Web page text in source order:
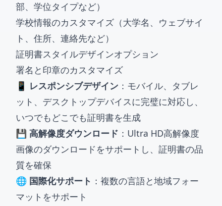
部、学位タイプなど）
学校情報のカスタマイズ（大学名、ウェブサイ
ト、住所、連絡先など）
証明書スタイルデザインオプション
署名と印章のカスタマイズ
📱 レスポンシブデザイン ：モバイル、タブレ
ット、デスクトップデバイスに完璧に対応し、
いつでもどこでも証明書を生成
💾 高解像度ダウンロード ：Ultra HD高解像度
画像のダウンロードをサポートし、証明書の品
質を確保
🌐 国際化サポート ：複数の言語と地域フォー
マットをサポート